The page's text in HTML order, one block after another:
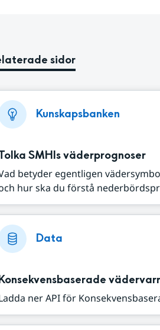
sidor
Kunskapsbanken
SMHIs väderprognoser
betyder egentligen
hur ska du förstå
Data
ner API för